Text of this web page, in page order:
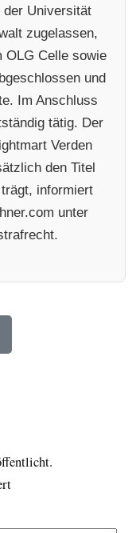
der Universität
zugelassen,
OLG Celle sowie
und
Im Anschluss
tätig. Der
Verden
den Titel
informiert
unter